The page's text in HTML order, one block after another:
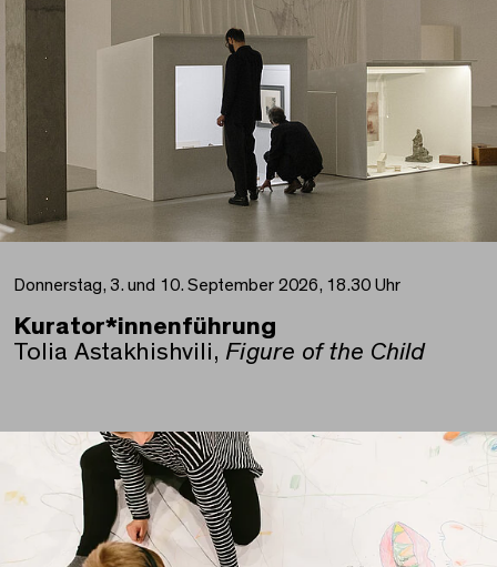
Donnerstag, 3. und 10. September 2026, 18.30 Uhr
Kurator*innenführung
Tolia Astakhishvili, Figure of the Child